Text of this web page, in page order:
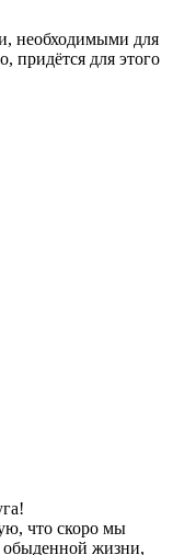
необходимыми для
придётся для этого
что скоро мы
обыденной жизни,